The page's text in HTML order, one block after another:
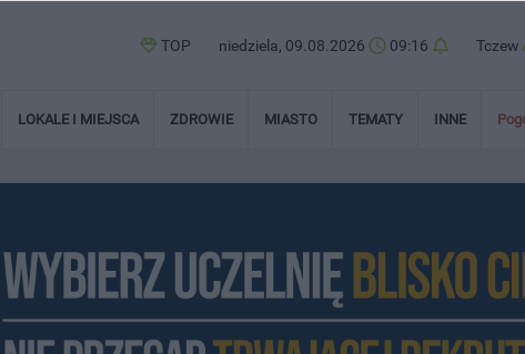
TOP niedziela, 09.08.2026 09:16 Tczew
LOKALE I MIEJSCA ZDROWIE MIASTO TEMATY INNE